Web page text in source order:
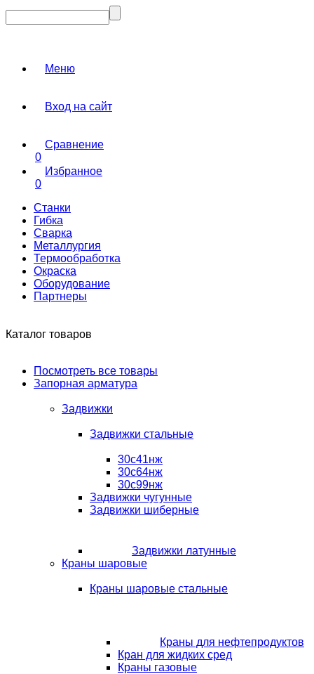
Меню
Вход на сайт
Сравнение
0
Избранное
0
Станки
Гибка
Сварка
Металлургия
Термообработка
Окраска
Оборудование
Партнеры
Каталог товаров
Посмотреть все товары
Запорная арматура
Задвижки
Задвижки стальные
30с41нж
30с64нж
30с99нж
Задвижки чугунные
Задвижки шиберные
Задвижки латунные
Краны шаровые
Краны шаровые стальные
Краны для нефтепродуктов
Кран для жидких сред
Краны газовые